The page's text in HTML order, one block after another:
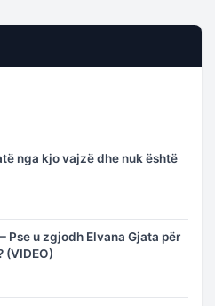
nga kjo vajzë dhe nuk është
Pse u zgjodh Elvana Gjata për
(VIDEO)